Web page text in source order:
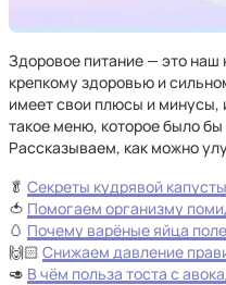
Здоровое питание — это наш
крепкому здоровью и
имеет свои плюсы и минусы,
такое меню, которое было
Рассказываем, как можно
🥬 Секреты кудрявой капусты
🍅 Помогаем организму
🥚 Почему варёные яйца
🙌🏻 Снижаем давление
🥑 В чём польза тоста с